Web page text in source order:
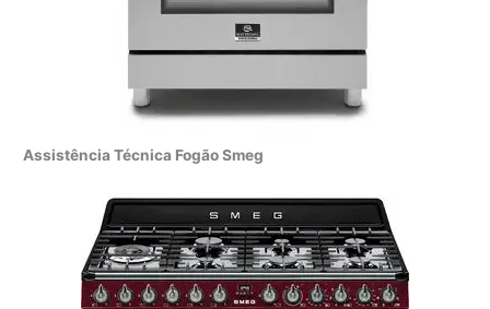
Assistência Técnica Fogão Smeg